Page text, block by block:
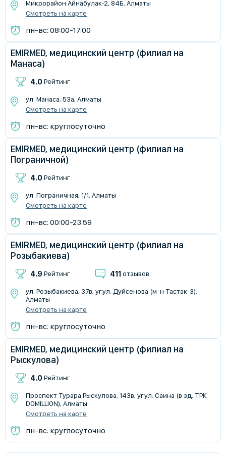
​Микрорайон Айнабулак-2, 84Б, Алматы
Смотреть на карте
пн-вс: 08:00-17:00
EMIRMED, медицинский центр (филиал на
Манаса)
4.0 Рейтинг
ул. Манаса, 53а, Алматы
Смотреть на карте
пн-вс: круглосуточно
EMIRMED, медицинский центр (филиал на
Пограничной)
4.0 Рейтинг
ул. Пограничная, 1/1, Алматы
Смотреть на карте
пн-вс: 00:00-23:59
EMIRMED, медицинский центр (филиал на
Розыбакиева)
4.9 Рейтинг 411 отзывов
​ул. Розыбакиева, 37в, уг.ул. Дуйсенова (м-н Тастак-3),
Алматы
Смотреть на карте
пн-вс: круглосуточно
EMIRMED, медицинский центр (филиал на
Рыскулова)
4.0 Рейтинг
Проспект Турара Рыскулова, 143в, уг.ул. Саина (в зд. ТРК
DOMILLION), Алматы
Смотреть на карте
пн-вс: круглосуточно